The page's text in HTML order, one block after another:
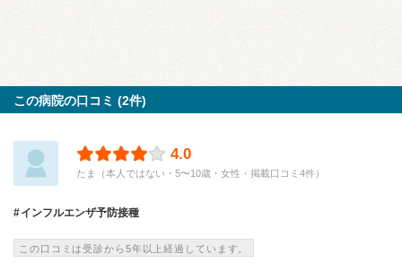
この病院の口コミ (2件)
4.0
たま（本人ではない・5〜10歳・女性・掲載口コミ4件）
インフルエンザ予防接種
この口コミは受診から5年以上経過しています。